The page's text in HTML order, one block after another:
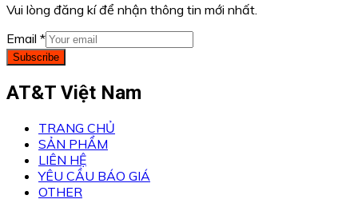
Vui lòng đăng kí để nhận thông tin mới nhất.
Email *
Subscribe
AT&T Việt Nam
TRANG CHỦ
SẢN PHẨM
LIÊN HỆ
YÊU CẦU BÁO GIÁ
OTHER